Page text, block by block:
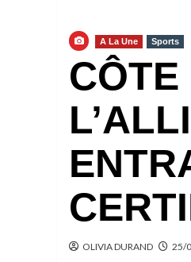
A La Une Sports
CÔTE
OLIVIA DURAND 25/